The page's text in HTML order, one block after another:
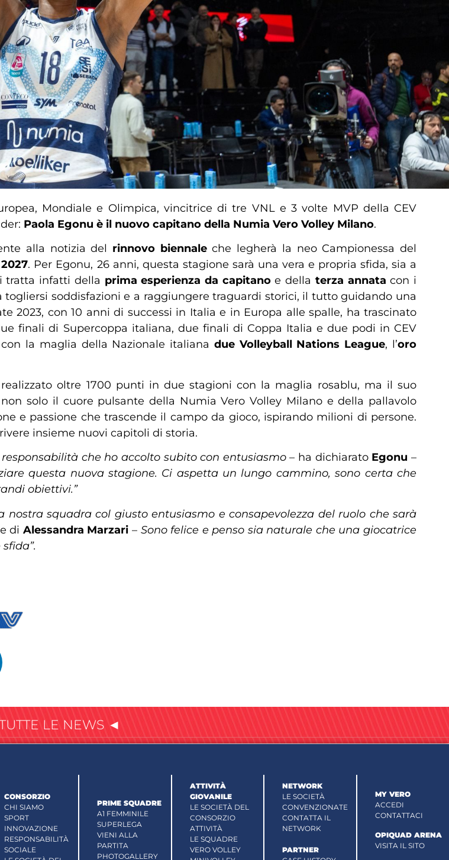
Mondiale e Olimpica, vincitrice di tre VNL e 3 volte MVP della CEV
Paola Egonu è il nuovo capitano della Numia Vero Volley Milano.
alla notizia del rinnovo biennaleche legherà la neo Campionessa del
. Per Egonu, 26 anni, questa stagione sarà una vera e propria sfida, sia a
tratta infatti della prima esperienza da capitanoe della terza annata con i
soddisfazioni e a raggiungere traguardi storici, il tutto guidando una
2023, con 10 anni di successi in Italia e in Europa alle spalle, ha trascinato
finali di Supercoppa italiana, due finali di Coppa Italia e due podi in CEV
la maglia della Nazionale italiana due Volleyball Nations League, l’oro
oltre 1700 punti in due stagioni con la maglia rosablu, ma il suo
solo il cuore pulsante della Numia Vero Volley Milano e della pallavolo
e passione che trascende il campo da gioco, ispirando milioni di persone.
insieme nuovi capitoli di storia.
che ho accolto subito con entusiasmo– ha dichiarato Egonu –
questa nuova stagione. Ci aspetta un lungo cammino, sono certa che
obiettivi.”
squadra col giusto entusiasmo e consapevolezza del ruolo che sarà
di Alessandra Marzari – Sono felice e penso sia naturale che una giocatrice
LE NEWS ◄
CONSORZIO
CHI SIAMO
SPORT
INNOVAZIONE
RESPONSABILITÀ
SOCIALE
PRIME SQUADRE
A1 FEMMINILE
SUPERLEGA
VIENI ALLA
PARTITA
PHOTOGALLERY
ATTIVITÀ
GIOVANILE
LE SOCIETÀ DEL
CONSORZIO
ATTIVITÀ
LE SQUADRE
VERO VOLLEY
NETWORK
LE SOCIETÀ
CONVENZIONATE
CONTATTA IL
NETWORK
PARTNER
MY VERO
ACCEDI
CONTATTACI
OPIQUAD ARENA
VISITA IL SITO